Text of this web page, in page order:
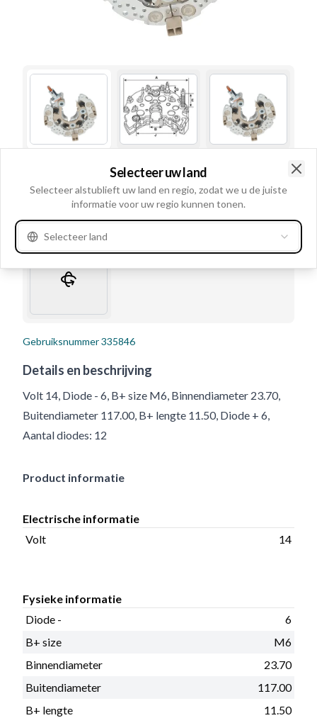
Gebruiksnummer335846
Details en beschrijving
Volt 14, Diode - 6, B+ size M6, Binnendiameter 23.70,
Buitendiameter 117.00, B+ lengte 11.50, Diode + 6,
Aantal diodes: 12
Product informatie
Electrische informatie
Volt
14
Fysieke informatie
Diode -
6
B+ size
M6
Binnendiameter
23.70
Buitendiameter
117.00
B+ lengte
11.50
Selecteer uw land
Selecteer alstublieft uw land en regio, zodat we u de juiste
informatie voor uw regio kunnen tonen.
Selecteer land